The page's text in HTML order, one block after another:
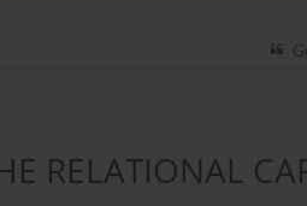
RELATIONAL